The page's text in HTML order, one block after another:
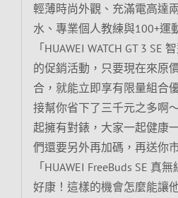
輕薄時尚外觀、充滿電高達
水、專業個人教練與100+運
「HUAWEI WATCH GT 3 SE
的促銷活動，只要現在來原
合，就能立即享有限量組合
接幫你省下了三千元之多啊
起擁有對錶，大家一起健康
們還要另外再加碼，再送你
「HUAWEI FreeBuds SE 真
好康！這樣的機會怎麼能讓